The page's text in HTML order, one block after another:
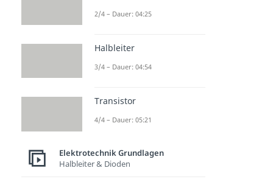
Weitere Inhalte:
Grundlagen
Stern-Dreieck-Schaltung
2/4 – Dauer: 04:25
Halbleiter
3/4 – Dauer: 04:54
Transistor
4/4 – Dauer: 05:21
Elektrotechnik Grundlagen
Halbleiter & Dioden